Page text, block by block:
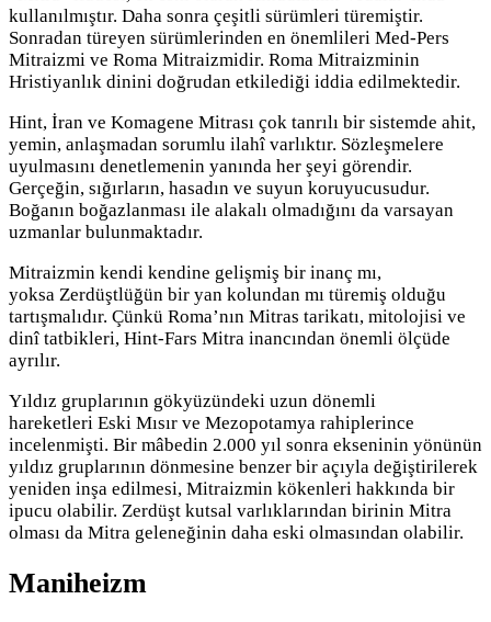
kullanılmıştır. Daha sonra çeşitli sürümleri türemiştir.
Sonradan türeyen sürümlerinden en önemlileri Med-Pers
Mitraizmi ve Roma Mitraizmidir. Roma Mitraizminin
Hristiyanlık dinini doğrudan etkilediği iddia edilmektedir.
Hint, İran ve Komagene Mitrası çok tanrılı bir sistemde ahit,
yemin, anlaşmadan sorumlu ilahî varlıktır. Sözleşmelere
uyulmasını denetlemenin yanında her şeyi görendir.
Gerçeğin, sığırların, hasadın ve suyun koruyucusudur.
Boğanın boğazlanması ile alakalı olmadığını da varsayan
uzmanlar bulunmaktadır.
Mitraizmin kendi kendine gelişmiş bir inanç mı,
yoksa Zerdüştlüğün bir yan kolundan mı türemiş olduğu
tartışmalıdır. Çünkü Roma’nın Mitras tarikatı, mitolojisi ve
dinî tatbikleri, Hint-Fars Mitra inancından önemli ölçüde
ayrılır.
Yıldız gruplarının gökyüzündeki uzun dönemli
hareketleri Eski Mısır ve Mezopotamya rahiplerince
incelenmişti. Bir mâbedin 2.000 yıl sonra ekseninin yönünün
yıldız gruplarının dönmesine benzer bir açıyla değiştirilerek
yeniden inşa edilmesi, Mitraizmin kökenleri hakkında bir
ipucu olabilir. Zerdüşt kutsal varlıklarından birinin Mitra
olması da Mitra geleneğinin daha eski olmasından olabilir.
Maniheizm